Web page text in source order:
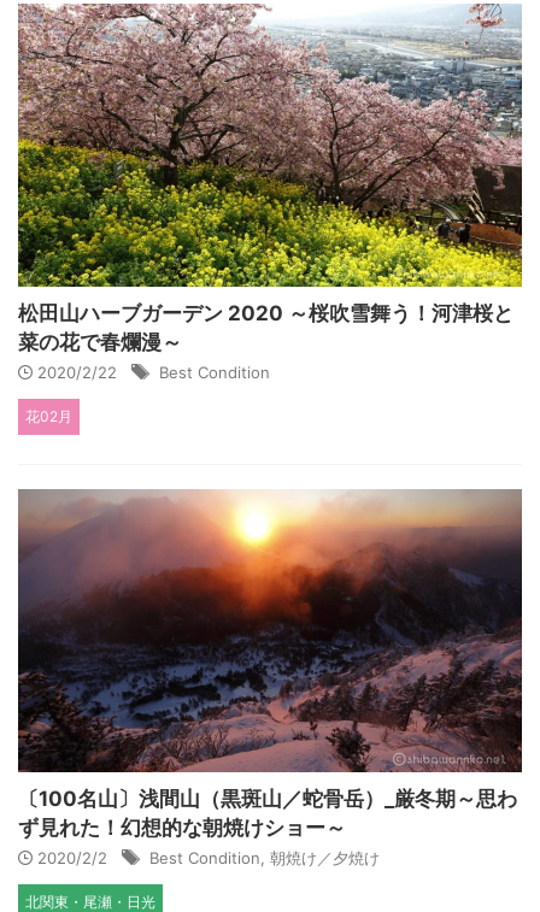
松田山ハーブガーデン 2020 ～桜吹雪舞う！河津桜と
菜の花で春爛漫～
2020/2/22 Best Condition
花02月
〔100名山〕浅間山（黒斑山／蛇骨岳）_厳冬期～思わ
ず見れた！幻想的な朝焼けショー～
2020/2/2 Best Condition 朝焼け／夕焼け
北関東・尾瀬・日光